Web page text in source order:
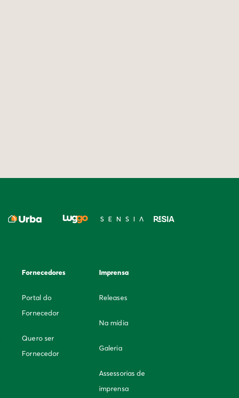
Fornecedores
Portal do
Fornecedor
Quero ser
Fornecedor
Imprensa
Releases
Na mídia
Galeria
Assessorias de
imprensa